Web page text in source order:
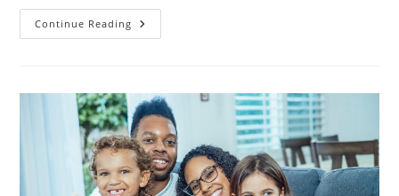
Continue Reading Existem
Brinquedos
Moda
Nunca!
Quer
Ver?